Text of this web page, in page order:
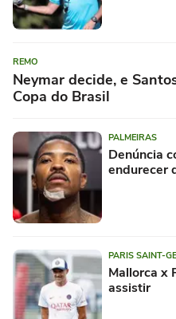
REMO
Neymar decide, e
Copa do Brasil
PALMEIRAS
Denúncia
endurecer
PARIS SAINT-
Mallorca x
assistir